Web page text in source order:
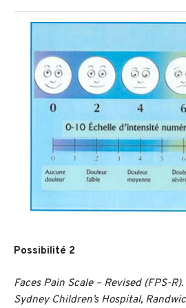
Possibilité 2
Faces Pain Scale – Revised (FPS-
Sydney Children’s Hospital,